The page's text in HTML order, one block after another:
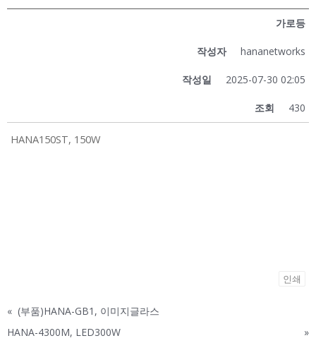
가로등
작성자 hananetworks
작성일 2025-07-30 02:05
조회 430
HANA150ST, 150W
인쇄
« (부품)HANA-GB1, 이미지글라스
HANA-4300M, LED300W
»